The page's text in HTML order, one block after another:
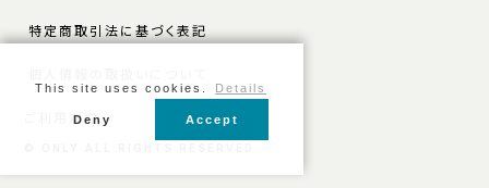
特定商取引法に基づく表記
ご利用規約
This site uses cookies. Details
Deny Accept